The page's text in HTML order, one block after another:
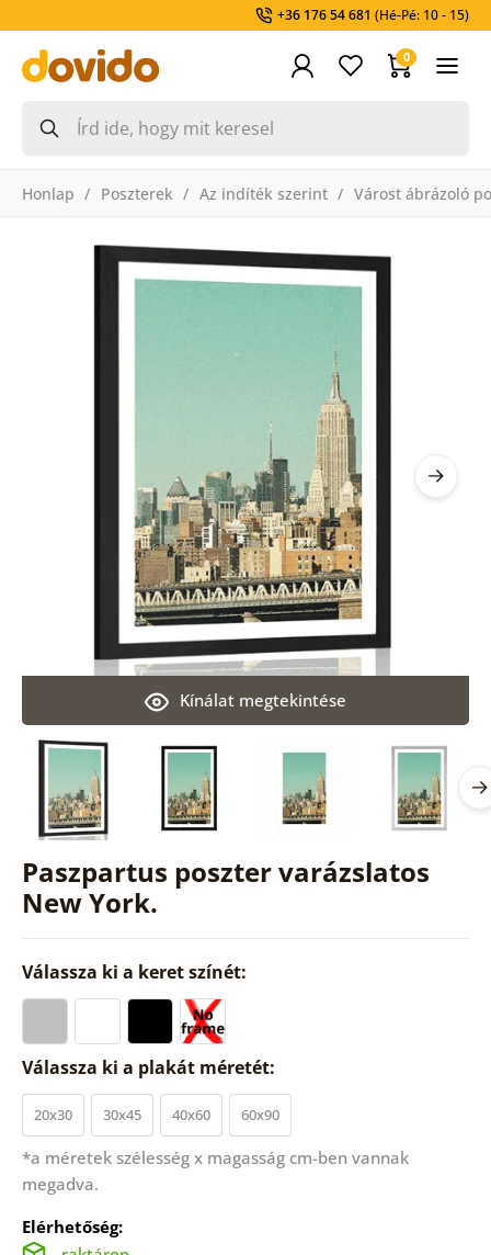
+36 176 54 681 (Hé-Pé: 10 - 15)
0
Honlap Poszterek Az indíték szerint Várost ábrázoló
Paszpartus poszter varázslatos
New York.
Kínálat megtekintése
Válassza ki a keret színét:
Válassza ki a plakát méretét:
20x30 30x45 40x60 60x90
*a méretek szélesség x magasság cm-ben vannak
megadva.
Elérhetőség: